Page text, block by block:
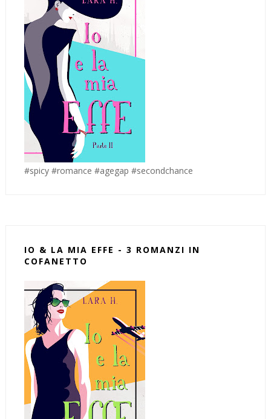
#spicy #romance #agegap #secondchance
IO & LA MIA EFFE - 3 ROMANZI IN
COFANETTO